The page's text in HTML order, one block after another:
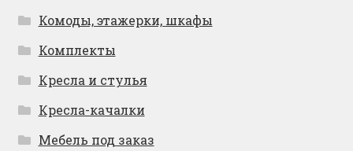
Комоды, этажерки, шкафы
Комплекты
Кресла и стулья
Кресла-качалки
Мебель под заказ